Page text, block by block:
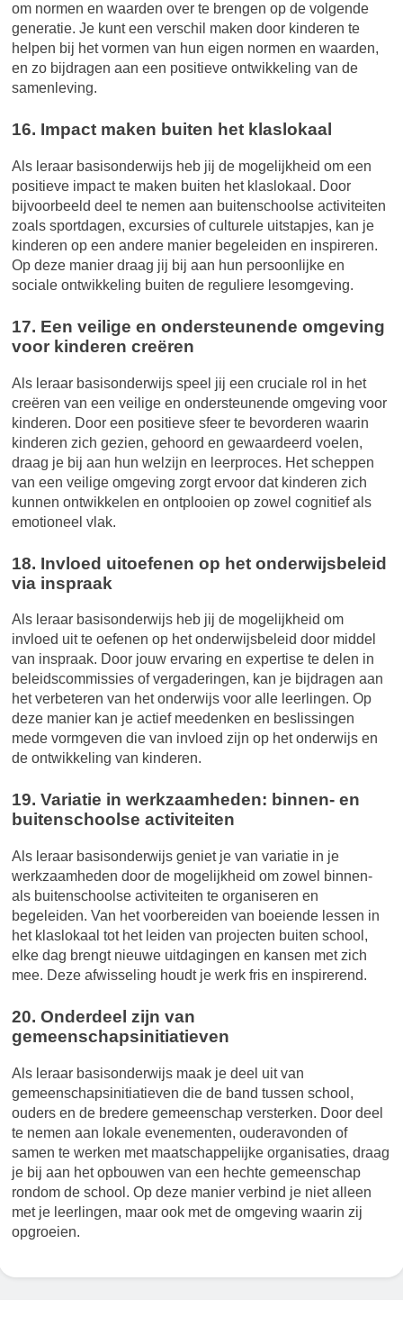
om normen en waarden over te brengen op de volgende
generatie. Je kunt een verschil maken door kinderen te
helpen bij het vormen van hun eigen normen en waarden,
en zo bijdragen aan een positieve ontwikkeling van de
samenleving.
16. Impact maken buiten het klaslokaal
Als leraar basisonderwijs heb jij de mogelijkheid om een
positieve impact te maken buiten het klaslokaal. Door
bijvoorbeeld deel te nemen aan buitenschoolse activiteiten
zoals sportdagen, excursies of culturele uitstapjes, kan je
kinderen op een andere manier begeleiden en inspireren.
Op deze manier draag jij bij aan hun persoonlijke en
sociale ontwikkeling buiten de reguliere lesomgeving.
17. Een veilige en ondersteunende omgeving
voor kinderen creëren
Als leraar basisonderwijs speel jij een cruciale rol in het
creëren van een veilige en ondersteunende omgeving voor
kinderen. Door een positieve sfeer te bevorderen waarin
kinderen zich gezien, gehoord en gewaardeerd voelen,
draag je bij aan hun welzijn en leerproces. Het scheppen
van een veilige omgeving zorgt ervoor dat kinderen zich
kunnen ontwikkelen en ontplooien op zowel cognitief als
emotioneel vlak.
18. Invloed uitoefenen op het onderwijsbeleid
via inspraak
Als leraar basisonderwijs heb jij de mogelijkheid om
invloed uit te oefenen op het onderwijsbeleid door middel
van inspraak. Door jouw ervaring en expertise te delen in
beleidscommissies of vergaderingen, kan je bijdragen aan
het verbeteren van het onderwijs voor alle leerlingen. Op
deze manier kan je actief meedenken en beslissingen
mede vormgeven die van invloed zijn op het onderwijs en
de ontwikkeling van kinderen.
19. Variatie in werkzaamheden: binnen- en
buitenschoolse activiteiten
Als leraar basisonderwijs geniet je van variatie in je
werkzaamheden door de mogelijkheid om zowel binnen-
als buitenschoolse activiteiten te organiseren en
begeleiden. Van het voorbereiden van boeiende lessen in
het klaslokaal tot het leiden van projecten buiten school,
elke dag brengt nieuwe uitdagingen en kansen met zich
mee. Deze afwisseling houdt je werk fris en inspirerend.
20. Onderdeel zijn van
gemeenschapsinitiatieven
Als leraar basisonderwijs maak je deel uit van
gemeenschapsinitiatieven die de band tussen school,
ouders en de bredere gemeenschap versterken. Door deel
te nemen aan lokale evenementen, ouderavonden of
samen te werken met maatschappelijke organisaties, draag
je bij aan het opbouwen van een hechte gemeenschap
rondom de school. Op deze manier verbind je niet alleen
met je leerlingen, maar ook met de omgeving waarin zij
opgroeien.